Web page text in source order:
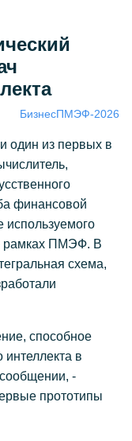
БизнесПМЭФ-2026
один из первых в
финансовой
используемого
рамках ПМЭФ. В
схема,
способное
интеллекта в
-
прототипы